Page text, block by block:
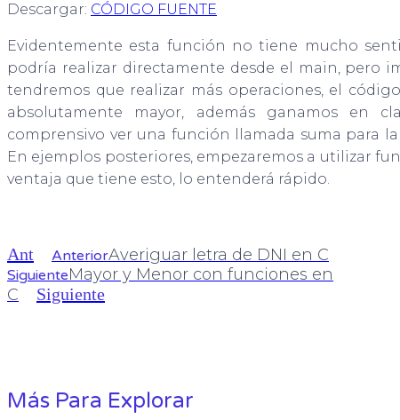
Descargar: CÓDIGO FUENTE
Evidentemente esta función no tiene mucho
podría realizar directamente desde el main, pero
tendremos que realizar más operaciones, el
absolutamente mayor, además ganamos en
comprensivo ver una función llamada suma para
En ejemplos posteriores, empezaremos a utilizar
ventaja que tiene esto, lo entenderá rápido.
Ant AnteriorAveriguar letra de DNI en C
SiguienteMayor y Menor con funciones en
C
Siguiente
Más Para Explorar